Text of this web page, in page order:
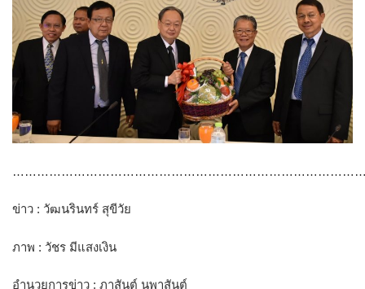
ข่าว : วัฒนรินทร์ สุขีวัย
ภาพ : วัชร มีแสงเงิน
อำนวยการข่าว : ภาสันต์ นุพาสันต์